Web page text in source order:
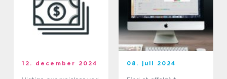
12. december 2024 08. juli 2024